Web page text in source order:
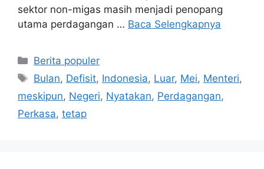
sektor non-migas masih menjadi penopang
utama perdagangan … Baca Selengkapnya
Kategori
Berita populer
Tag
Bulan, Defisit, Indonesia, Luar, Mei, Menteri,
meskipun, Negeri, Nyatakan, Perdagangan,
Perkasa, tetap